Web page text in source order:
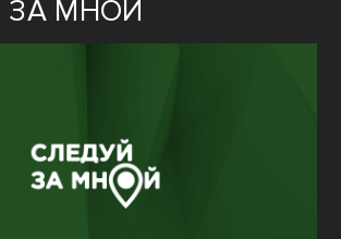
ЗА МНОЙ